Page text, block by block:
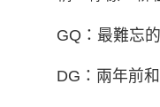
GQ：最難忘
DG：兩年前